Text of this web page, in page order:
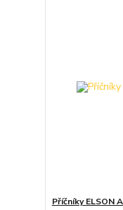
Příčníky ELSON